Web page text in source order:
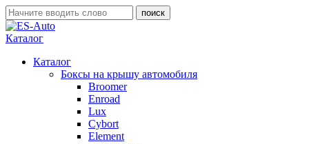
Каталог
Каталог
Боксы на крышу автомобиля
Broomer
Enroad
Lux
Cybort
Element